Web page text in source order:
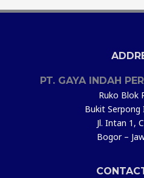
PT. GAYA INDAH
Ruko Blok
Bukit Serpong
Jl. Intan 1,
Bogor –